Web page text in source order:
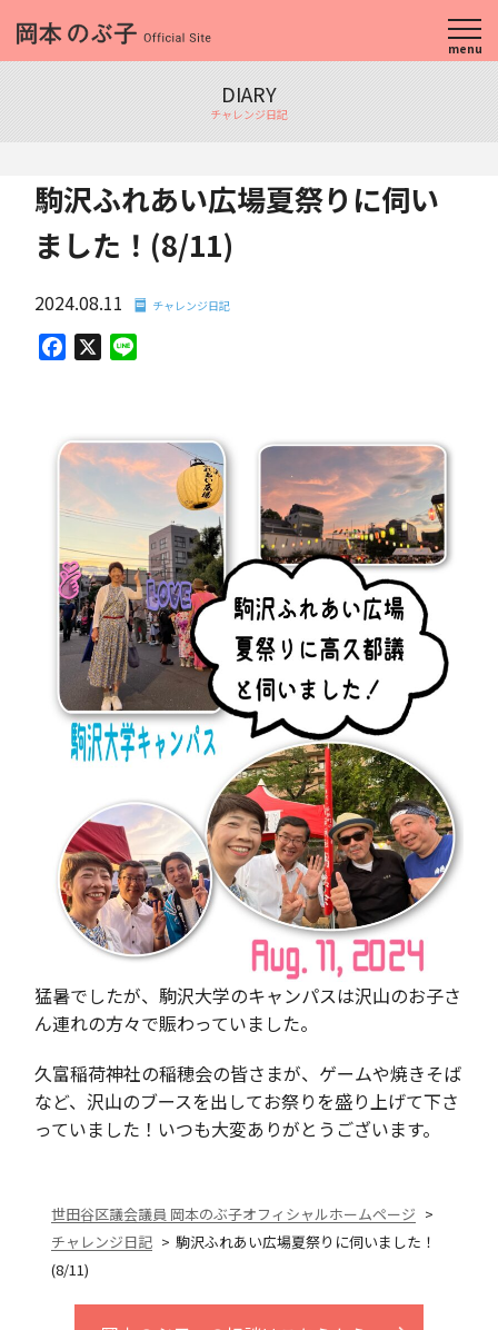
menu
DIARY
チャレンジ日記
駒沢ふれあい広場夏祭りに伺い
ました！(8/11)
2024.08.11 チャレンジ日記
Facebook
猛暑でしたが、駒沢大学のキャンパスは沢山のお子さ
ん連れの方々で賑わっていました。
久富稲荷神社の稲穂会の皆さまが、ゲームや焼きそば
など、沢山のブースを出してお祭りを盛り上げて下さ
っていました！いつも大変ありがとうございます。
世田谷区議会議員 岡本のぶ子オフィシャルホームページ
チャレンジ日記
駒沢ふれあい広場夏祭りに伺いました！
(8/11)